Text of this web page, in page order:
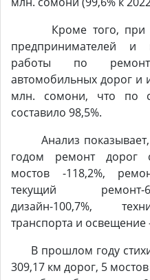
Кроме того, при
предпринимателей и
работы по
автомобильных дорог и
млн. сомони, что по
составило 98,5%.
Анализ показывает,
годом ремонт дорог
мостов -118,2%,
текущий ремонт-
дизайн-100,7%,
транспорта и освещение
В прошлом году
309,17 км дорог, 5